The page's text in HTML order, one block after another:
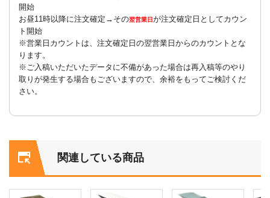
開始
お昼11時以降に注文確定→その翌営業日が注文確定日としてカウン
ト開始
※営業日カウントは、注文確定日の翌営業日からのカウントとな
ります。
※ご入稿いただいたデータに不備があった場合は再入稿等のやり
取りが発生する場合もございますので、余裕をもってご検討くだ
さい。
関連している商品